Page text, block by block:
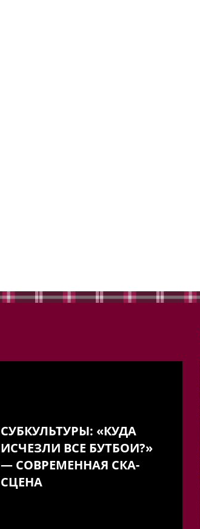
СУБКУЛЬТУРЫ: «КУДА
ИСЧЕЗЛИ ВСЕ БУТБОИ?»
— СОВРЕМЕННАЯ СКА-
СЦЕНА